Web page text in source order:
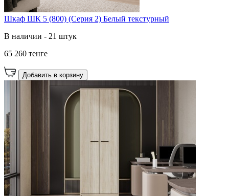
Шкаф ШК 5 (800) (Серия 2) Белый текстурный
В наличии - 21 штук
65 260 тенге
Добавить в корзину